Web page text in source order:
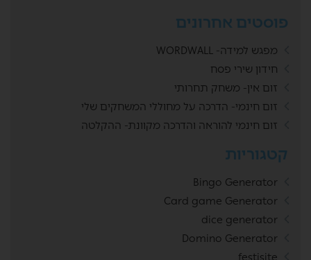
פוסטים אחרונים
מפגש למידה- WORDWALL
חידון שירי פסח
זום אין- משחק תחרותי
זום חינמי- הדרכה על מחוללי המשחקים שלי
זום חינמי להוראה והדרכה מקוונת- ההקלטה
קטגוריות
Bingo Generator
Card game Generator
dice generator
Domino Generator